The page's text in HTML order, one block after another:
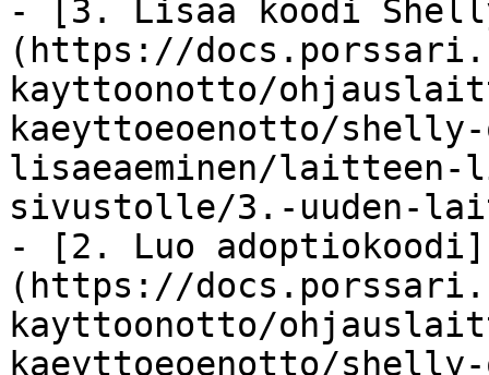
- [3. Lisää koodi
(https://
kayttoonotto/
kaeyttoeoenotto/shelly-
lisaeaeminen/laitteen-
sivustolle/3.-uuden-
- [2. Luo adoptiokoodi]
(https://
kayttoonotto/
kaeyttoeoenotto/shelly-